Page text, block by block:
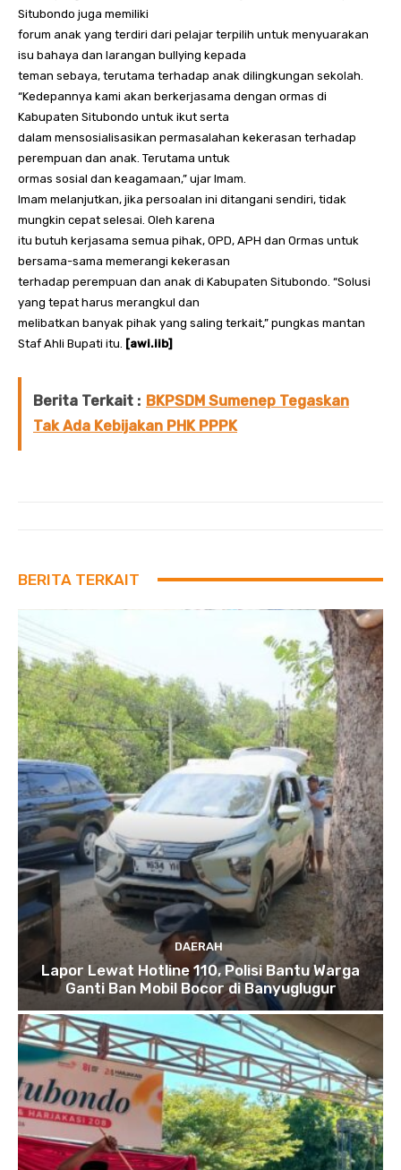
Situbondo juga memiliki
forum anak yang terdiri dari pelajar terpilih untuk menyuarakan
isu bahaya dan larangan bullying kepada
teman sebaya, terutama terhadap anak dilingkungan sekolah.
“Kedepannya kami akan berkerjasama dengan ormas di
Kabupaten Situbondo untuk ikut serta
dalam mensosialisasikan permasalahan kekerasan terhadap
perempuan dan anak. Terutama untuk
ormas sosial dan keagamaan,” ujar Imam.
Imam melanjutkan, jika persoalan ini ditangani sendiri, tidak
mungkin cepat selesai. Oleh karena
itu butuh kerjasama semua pihak, OPD, APH dan Ormas untuk
bersama-sama memerangi kekerasan
terhadap perempuan dan anak di Kabupaten Situbondo. “Solusi
yang tepat harus merangkul dan
melibatkan banyak pihak yang saling terkait,” pungkas mantan
Staf Ahli Bupati itu. [awi.iib]
Berita Terkait : BKPSDM Sumenep Tegaskan
Tak Ada Kebijakan PHK PPPK
BERITA TERKAIT
DAERAH
Lapor Lewat Hotline 110, Polisi Bantu Warga
Ganti Ban Mobil Bocor di Banyuglugur